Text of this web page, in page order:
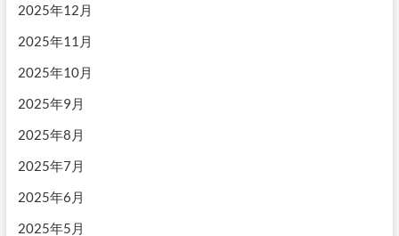
2025年12月
2025年11月
2025年10月
2025年9月
2025年8月
2025年7月
2025年6月
2025年5月